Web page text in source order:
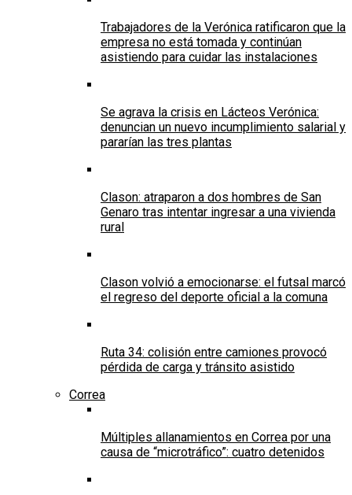
Trabajadores de la Verónica ratificaron que la
empresa no está tomada y continúan
asistiendo para cuidar las instalaciones
Se agrava la crisis en Lácteos Verónica:
denuncian un nuevo incumplimiento salarial y
pararían las tres plantas
Clason: atraparon a dos hombres de San
Genaro tras intentar ingresar a una vivienda
rural
Clason volvió a emocionarse: el futsal marcó
el regreso del deporte oficial a la comuna
Ruta 34: colisión entre camiones provocó
pérdida de carga y tránsito asistido
Correa
Múltiples allanamientos en Correa por una
causa de “microtráfico”: cuatro detenidos